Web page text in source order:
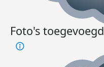
Foto's toegevoegd